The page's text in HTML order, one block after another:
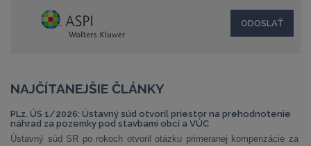
NAJČÍTANEJŠIE ČLÁNKY
PLz. ÚS 1/2026: Ústavný súd otvoril priestor na prehodnotenie
náhrad za pozemky pod stavbami obcí a VÚC
Ústavný súd SR po rokoch otvoril otázku primeranej kompenzácie za